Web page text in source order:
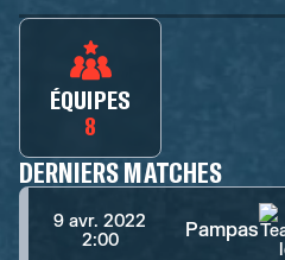
ÉQUIPES
8
DERNIERS MATCHES
9 avr. 2022
2:00
Pampas